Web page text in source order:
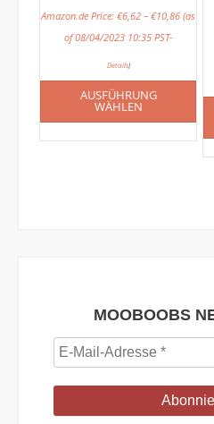
Amazon.de Price:€6,62 –€10,86 (as
of 08/04/2023 10:35 PST-
Details)
AUSFÜHRUNG
WÄHLEN
MOOBOOBS
E-
Mail-
Adresse